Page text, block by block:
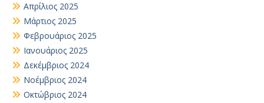
Απρίλιος 2025
Μάρτιος 2025
Φεβρουάριος 2025
Ιανουάριος 2025
Δεκέμβριος 2024
Νοέμβριος 2024
Οκτώβριος 2024